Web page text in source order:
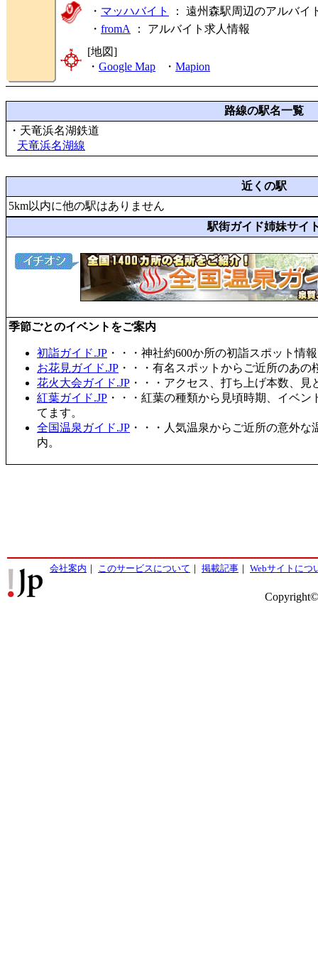
・ マッハバイト
： 遠州森駅周辺のアルバイ
・ fromA ： アルバイト求人情報
[地図]
・ Google Map ・ Mapion
路線の駅名一覧
・天竜浜名湖鉄道
天竜浜名湖線
近くの駅
5km以内に他の駅はありません
駅街ガイド姉妹サイ
季節ごとのイベントをご案内
初詣ガイド.JP ・・・神社約600か所の初詣スポット情
お花見ガイド.JP ・・・有名スポットからご近所のあ
花火大会ガイド.JP ・・・アクセス、打ち上げ本数、
紅葉ガイド.JP ・・・紅葉の種類から見頃時期、イベ
てます。
全国温泉ガイド.JP ・・・人気温泉からご近所の意外
内。
会社案内 ｜ このサービスについて ｜ 掲載記事 ｜ Webサイトにつ